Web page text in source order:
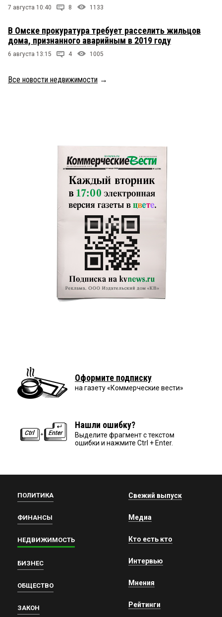
7 августа 10:40 8 1133
В Омске прокуратура требует расселить жильцов
дома, признанного аварийным в 2019 году
6 августа 13:15 4 1005
Все новости недвижимости →
Оформите подписку
на газету «Коммерческие вести»
Нашли ошибку?
Выделите фрагмент с текстом
ошибки и нажмите Ctrl + Enter.
ПОЛИТИКА
ФИНАНСЫ
НЕДВИЖИМОСТЬ
БИЗНЕС
ОБЩЕСТВО
ЗАКОН
Свежий выпуск
Медиа
Кто есть кто
Интервью
Мнения
Рейтинги